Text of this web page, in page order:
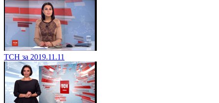
ТСН за 2019.11.11